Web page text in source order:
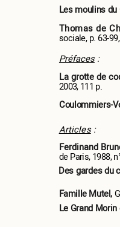
Les moulins
Thomas de
sociale, p. 63-
Préfaces:
La grotte de
2003, 111 p.
Coulommiers-
Articles:
Ferdinand
de Paris, 1988,
Des gardes du
Famille Mutel,
Le Grand